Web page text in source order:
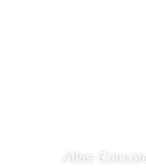
Atlas